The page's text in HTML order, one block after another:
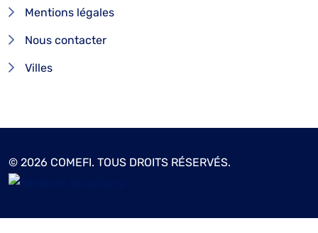
Mentions légales
Nous contacter
Villes
© 2026 COMEFI. TOUS DROITS RÉSERVÉS.